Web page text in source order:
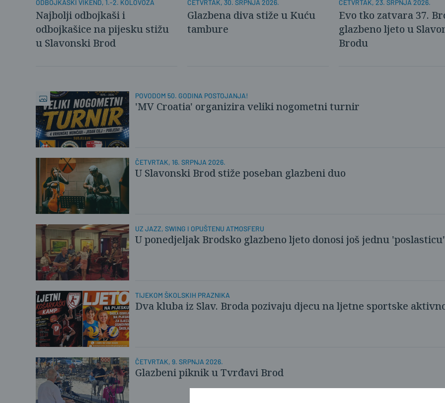
ODBOJKAŠKI VIKEND, 1.-2. KOLOVOZA
Najbolji odbojkaši i
odbojkašice na pijesku stižu
u Slavonski Brod
ČETVRTAK, 30. SRPNJA 2026.
Glazbena diva stiže u Kuću
tambure
ČETVRTAK, 23. SRPNJA 2026.
Evo tko zatvara 37.
glazbeno ljeto u
Brodu
POVODOM 50. GODINA POSTOJANJA!
'MV Croatia' organizira veliki nogometni turnir
ČETVRTAK, 16. SRPNJA 2026.
U Slavonski Brod stiže poseban glazbeni duo
UZ JAZZ, SWING I OPUŠTENU ATMOSFERU
U ponedjeljak Brodsko glazbeno ljeto donosi još jednu 'poslasticu'
TIJEKOM ŠKOLSKIH PRAZNIKA
Dva kluba iz Slav. Broda pozivaju djecu na ljetne sportske
ČETVRTAK, 9. SRPNJA 2026.
Glazbeni piknik u Tvrđavi Brod